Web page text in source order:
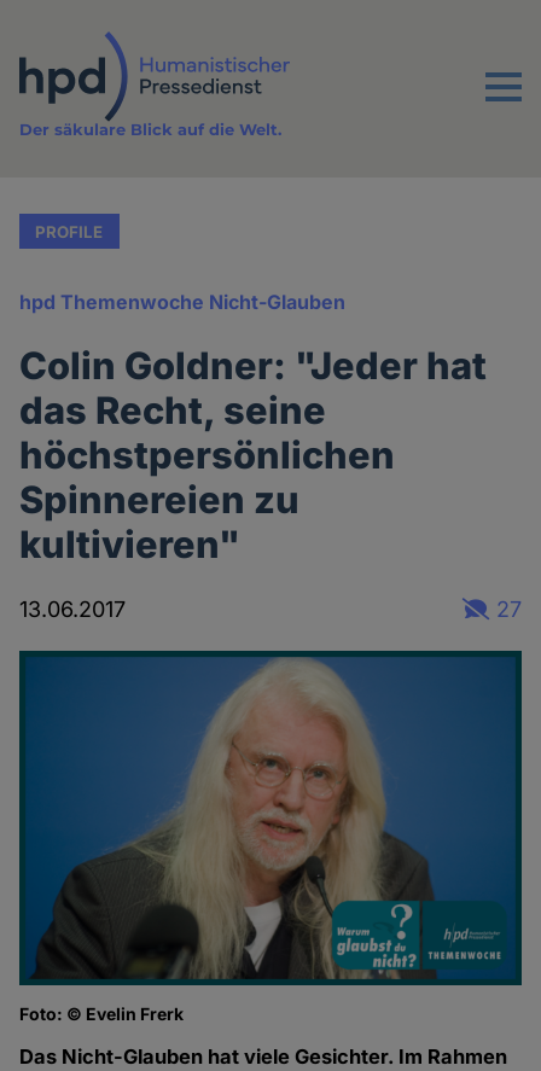
Inhalt
Menu
Der säkulare Blick auf die Welt.
PROFILE
hpd Themenwoche Nicht-Glauben
Colin Goldner: "Jeder hat
das Recht, seine
höchstpersönlichen
Spinnereien zu
kultivieren"
13.06.2017 27
Foto: © Evelin Frerk
Das Nicht-Glauben hat viele Gesichter. Im Rahmen